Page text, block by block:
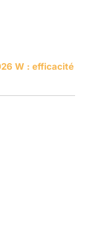
W : efficacité